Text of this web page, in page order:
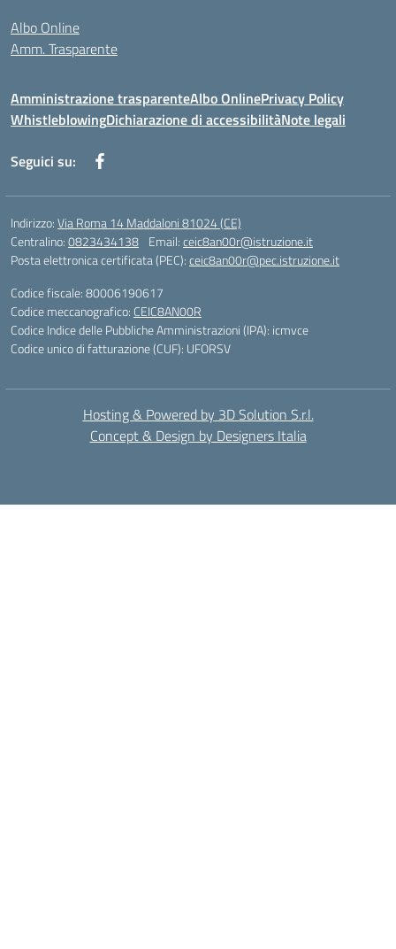
Albo Online
Amm. Trasparente
Amministrazione trasparenteAlbo OnlinePrivacy Policy
WhistleblowingDichiarazione di accessibilitàNote legali
Seguici su:
Indirizzo:Via Roma 14 Maddaloni 81024 (CE)
Centralino:0823434138 Email:ceic8an00r@istruzione.it
Posta elettronica certificata (PEC):ceic8an00r@pec.istruzione.it
Codice fiscale: 80006190617
Codice meccanografico: CEIC8AN00R
Codice Indice delle Pubbliche Amministrazioni (IPA): icmvce
Codice unico di fatturazione (CUF): UFORSV
Hosting & Powered by 3D Solution S.r.l.
Concept & Design by Designers Italia